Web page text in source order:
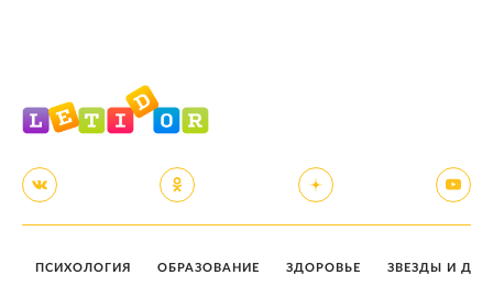
ПСИХОЛОГИЯ ОБРАЗОВАНИЕ ЗДОРОВЬЕ ЗВЕЗДЫ И